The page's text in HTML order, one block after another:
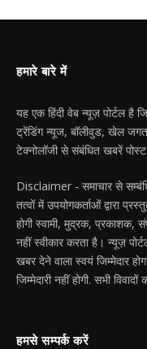
हमारे बारे में
यह एक हिंदी वेब न्यूज़ पोर्टल है
ट्रेंडिंग न्यूज, बॉलीवुड, खेल
टेक्नोलॉजी से संबंधित खबरें
Disclaimer - समाचार से
तत्वों में उपयोगकर्ताओं द्वारा
होगी स्वामी, मुद्रक, प्रकाशक,
नहीं स्वीकार करता है। न्यूज़
खबर देने वाला स्वयं जिम्मेदार
जिम्मेदारी नहीं होगी. सभी विवादों
हमसे सम्पर्क करें